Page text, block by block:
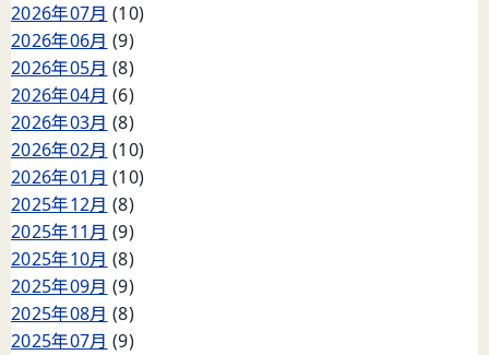
2026年07月 (10)
2026年06月 (9)
2026年05月 (8)
2026年04月 (6)
2026年03月 (8)
2026年02月 (10)
2026年01月 (10)
2025年12月 (8)
2025年11月 (9)
2025年10月 (8)
2025年09月 (9)
2025年08月 (8)
2025年07月 (9)